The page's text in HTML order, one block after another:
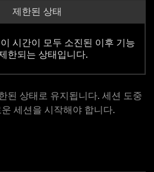
제한된 상태
시간이 모두 소진된 이후 기능
한되는 상태입니다.
된 상태로 유지됩니다. 세션 도중
세션을 시작해야 합니다.